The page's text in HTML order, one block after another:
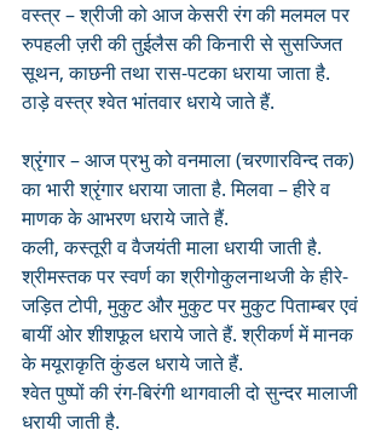
वस्त्र – श्रीजी को आज केसरी रंग की मलमल पर
रुपहली ज़री की तुईलैस की किनारी से सुसज्जित
सूथन, काछनी तथा रास-पटका धराया जाता है.
ठाड़े वस्त्र श्वेत भांतवार धराये जाते हैं.
श्रृंगार – आज प्रभु को वनमाला (चरणारविन्द तक)
का भारी श्रृंगार धराया जाता है. मिलवा – हीरे व
माणक के आभरण धराये जाते हैं.
कली, कस्तूरी व वैजयंती माला धरायी जाती है.
श्रीमस्तक पर स्वर्ण का श्रीगोकुलनाथजी के हीरे-
जड़ित टोपी, मुकुट और मुकुट पर मुकुट पिताम्बर एवं
बायीं ओर शीशफूल धराये जाते हैं. श्रीकर्ण में मानक
के मयूराकृति कुंडल धराये जाते हैं.
श्वेत पुष्पों की रंग-बिरंगी थागवाली दो सुन्दर मालाजी
धरायी जाती है.